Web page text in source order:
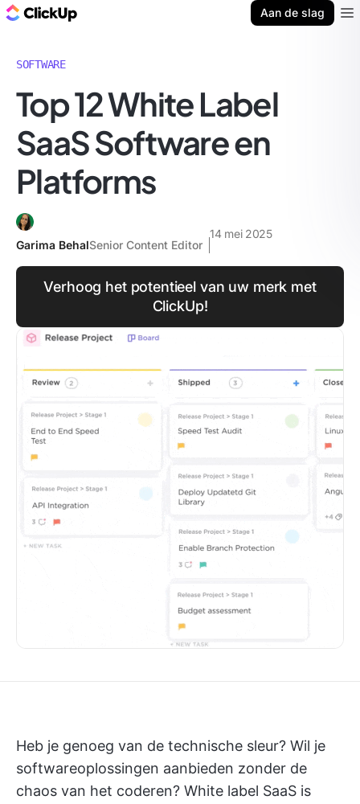
Aan de slag
SOFTWARE
Top 12 White Label
SaaS Software en
Platforms
Garima BehalSenior Content Editor
14 mei 2025
Verhoog het potentieel van uw merk met
ClickUp!
Heb je genoeg van de technische sleur? Wil je
softwareoplossingen aanbieden zonder de
chaos van het coderen? White label SaaS is